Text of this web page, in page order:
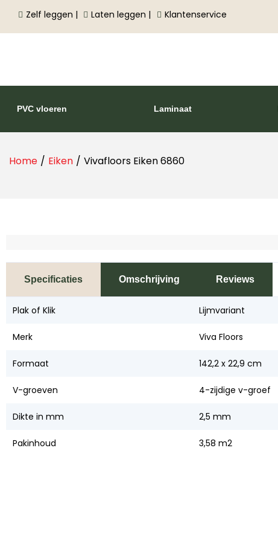
Zelf leggen | Laten leggen | Klantenservice
PVC vloeren Laminaat
Home / Eiken / Vivafloors Eiken 6860
Specificaties Omschrijving Reviews
Plak of Klik Lijmvariant
Merk Viva Floors
Formaat 142,2 x 22,9 cm
V-groeven 4-zijdige v-groef
Dikte in mm 2,5 mm
Pakinhoud 3,58 m2